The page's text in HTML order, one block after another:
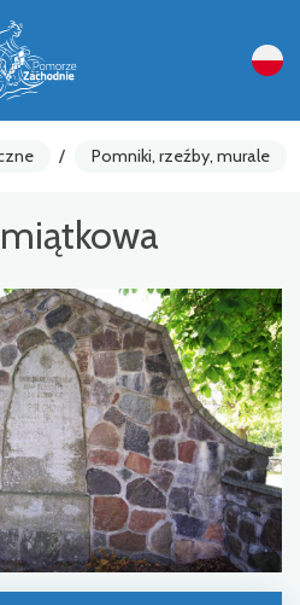
/ Pomniki, rzeźby, murale